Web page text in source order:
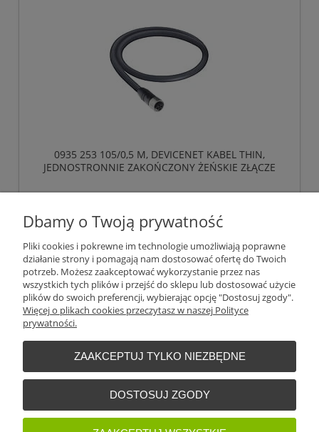
0935 253 105/0,5 M, DEVICENET KABEL THIN,
JEDNOSTRONNIE ZAKOŃCZONY ŻEŃSKIE ZŁĄCZE
bez 23% VAT i kosztów dostawy
Cena (EUR):10,80 €
do koszyka
Warunki zakupów
Moje konto
Dbamy o Twoją prywatność
Pliki cookies i pokrewne im technologie umożliwiają poprawne
działanie strony i pomagają nam dostosować ofertę do Twoich
potrzeb. Możesz zaakceptować wykorzystanie przez nas
wszystkich tych plików i przejść do sklepu lub dostosować użycie
plików do swoich preferencji, wybierając opcję "Dostosuj zgody".
Więcej o plikach cookies przeczytasz w naszej Polityce
prywatności.
ZAAKCEPTUJ TYLKO NIEZBĘDNE
DOSTOSUJ ZGODY